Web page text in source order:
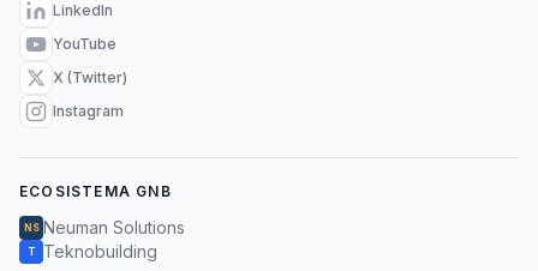
LinkedIn
YouTube
X (Twitter)
Instagram
ECOSISTEMA GNB
NS Neuman Solutions
T Teknobuilding